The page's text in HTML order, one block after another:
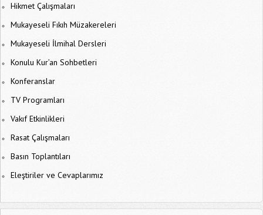
Hikmet Çalışmaları
Mukayeseli Fıkıh Müzakereleri
Mukayeseli İlmihal Dersleri
Konulu Kur’an Sohbetleri
Konferanslar
TV Programları
Vakıf Etkinlikleri
Rasat Çalışmaları
Basın Toplantıları
Eleştiriler ve Cevaplarımız